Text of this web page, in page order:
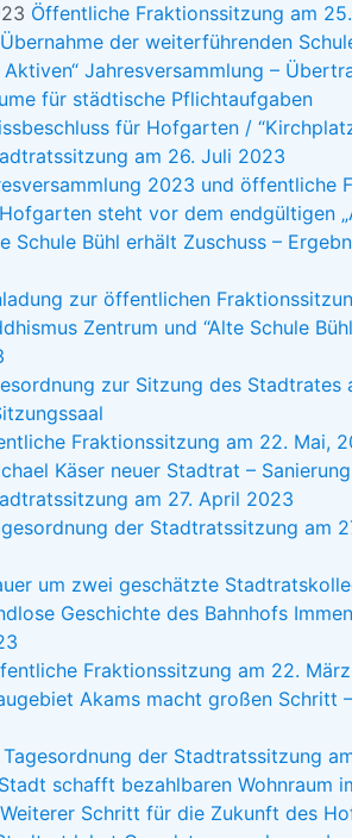
Öffentliche Fraktionssitzung am
Übernahme der weiterführenden
Aktiven“ Jahresversammlung –
für städtische Pflichtaufgaben
für Hofgarten /
am 26. Juli 2023
2023 und öffentliche
steht vor dem endgültigen
Schule Bühl erhält Zuschuss –
zur öffentlichen
Zentrum und “Alte Schule
zur Sitzung des Stadtrates
Fraktionssitzung am 22. Mai,
Käser neuer Stadtrat –
am 27. April 2023
der Stadtratssitzung am
um zwei geschätzte
Geschichte des Bahnhofs
Fraktionssitzung am 22. März
Akams macht großen Schritt
Tagesordnung der Stadtratssitzung
Stadt schafft bezahlbaren Wohnraum
Weiterer Schritt für die Zukunft des